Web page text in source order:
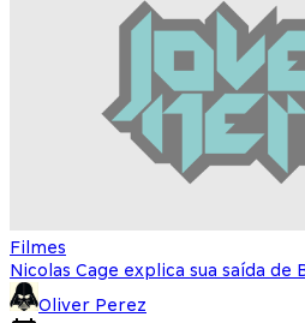
Filmes
Nicolas Cage explica sua saída de
Oliver Perez